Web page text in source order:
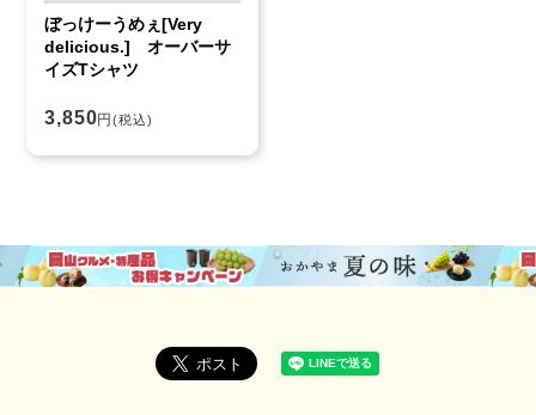
ぼっけーうめぇ[Very
delicious.] オーバーサ
イズTシャツ
3,850円(税込)